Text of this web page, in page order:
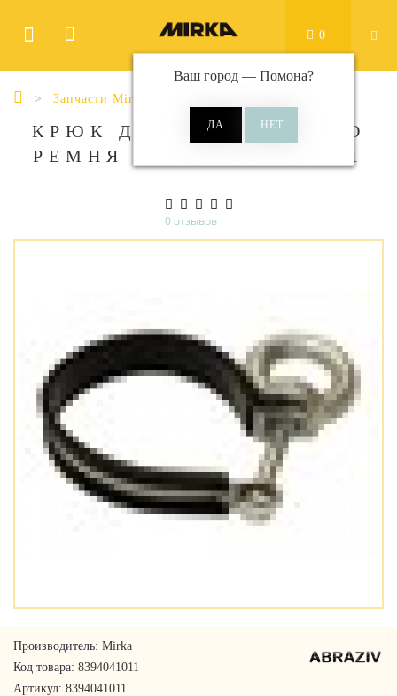
Ваш город — Помона?
0
Запчасти Mirka
КРЮК ДЛЯ НАПЛЕЧНОГО
РЕМНЯ К MIRO 955. №41
0 отзывов
Производитель: Mirka
Код товара: 8394041011
Артикул: 8394041011